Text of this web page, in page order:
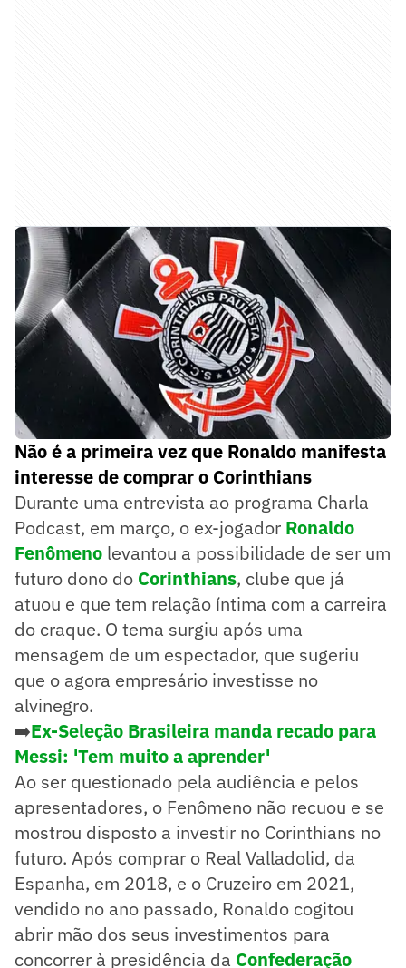
Não é a primeira vez que Ronaldo manifesta
interesse de comprar o Corinthians
Durante uma entrevista ao programa Charla
Podcast, em março, o ex-jogador Ronaldo
Fenômeno levantou a possibilidade de ser um
futuro dono do Corinthians, clube que já
atuou e que tem relação íntima com a carreira
do craque. O tema surgiu após uma
mensagem de um espectador, que sugeriu
que o agora empresário investisse no
alvinegro.
➡️Ex-Seleção Brasileira manda recado para
Messi: 'Tem muito a aprender'
Ao ser questionado pela audiência e pelos
apresentadores, o Fenômeno não recuou e se
mostrou disposto a investir no Corinthians no
futuro. Após comprar o Real Valladolid, da
Espanha, em 2018, e o Cruzeiro em 2021,
vendido no ano passado, Ronaldo cogitou
abrir mão dos seus investimentos para
concorrer à presidência da Confederação